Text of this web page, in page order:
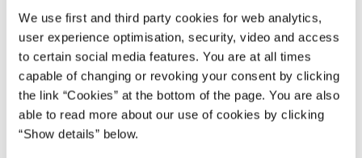
We use first and third party cookies for web analytics,
user experience optimisation, security, video and access
to certain social media features. You are at all times
capable of changing or revoking your consent by clicking
the link “Cookies” at the bottom of the page. You are also
able to read more about our use of cookies by clicking
“Show details” below.
Udenrigsminister Anders Samuelsen har ved Arctic Forum
i Arkhangelsk mødt Ruslands udenrigsminister Sergej
Lavrov under en arbejdsmiddag mellem Lavrov og
Danmark, Norge og Island. Hovedemnet var udvikling i